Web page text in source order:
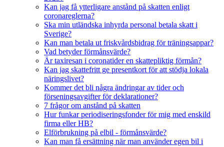
Kan jag få ytterligare anstånd på skatten enligt
coronareglerna?
Ska min utländska inhyrda personal betala skatt i
Sverige?
Kan man betala ut friskvårdsbidrag för träningsappar?
Vad betyder förmånsvärde?
Är taxiresan i coronatider en skattepliktig förmån?
Kan jag skattefritt ge presentkort för att stödja lokala
näringslivet?
Kommer det bli några ändringar av tider och
förseningsavgifter för deklarationer?
7 frågor om anstånd på skatten
Hur funkar periodiseringsfonder för mig med enskild
firma eller HB?
Elförbrukning på elbil - förmånsvärde?
Kan man få ersättning när man använder egen bil i